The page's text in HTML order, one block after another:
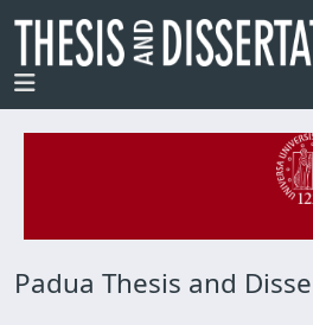
Padua Thesis and